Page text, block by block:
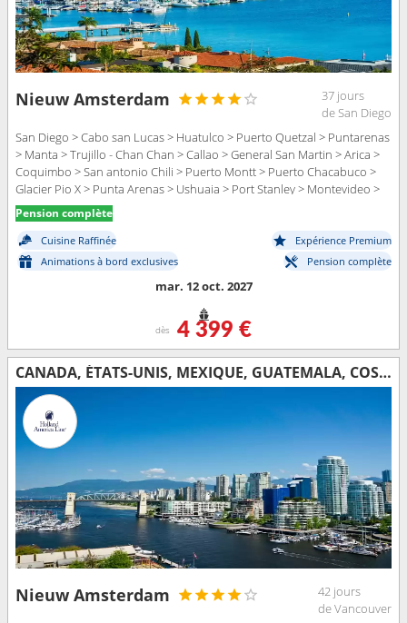
Nieuw Amsterdam
37 jours
de San Diego
San Diego > Cabo san Lucas > Huatulco > Puerto Quetzal > Puntarenas
> Manta > Trujillo - Chan Chan > Callao > General San Martin > Arica >
Coquimbo > San antonio Chili > Puerto Montt > Puerto Chacabuco >
Glacier Pio X > Punta Arenas > Ushuaia > Port Stanley > Montevideo >
Buenos Aires
Pension complète
Cuisine Raffinée
Expérience Premium
Animations à bord exclusives
Pension complète
mar. 12 oct. 2027
dès 4 399 €
CANADA, ÉTATS-UNIS, MEXIQUE, GUATEMALA, COSTA RICA, ÉQUATEUR, PÉROU, CHILI, ÎLES MALOUINES, URUGUAY, ARGENTINE
Nieuw Amsterdam
42 jours
de Vancouver